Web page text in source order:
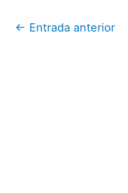
← Entrada anterior